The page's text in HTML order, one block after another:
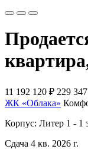
11 192 120 ₽ 229
ЖК «Облака»
Корпус: Литер 1 - 1
Сдача 4 кв. 2026 г.